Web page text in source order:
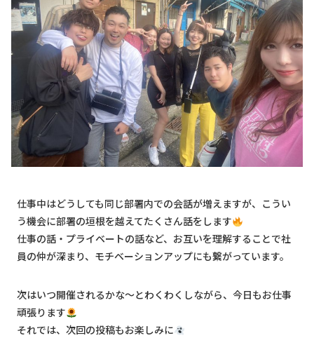
仕事中はどうしても同じ部署内での会話が増えますが、こうい
う機会に部署の垣根を越えてたくさん話をします
仕事の話・プライベートの話など、お互いを理解することで社
員の仲が深まり、モチベーションアップにも繋がっています。
次はいつ開催されるかな～とわくわくしながら、今日もお仕事
頑張ります
それでは、次回の投稿もお楽しみに